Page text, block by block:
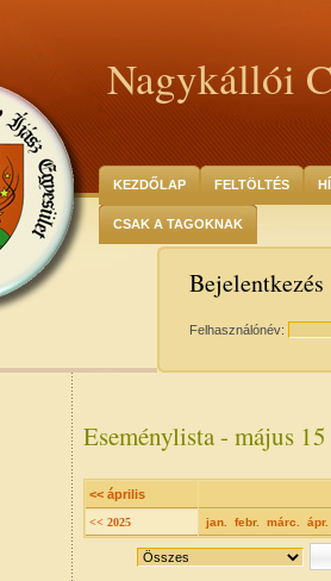
Nagykállói
KEZDŐLAP FELTÖLTÉS
CSAK A TAGOKNAK
Bejelentkezés
Felhasználónév:
Eseménylista - május 15
<< április
<< 2025 jan. febr. márc. ápr.